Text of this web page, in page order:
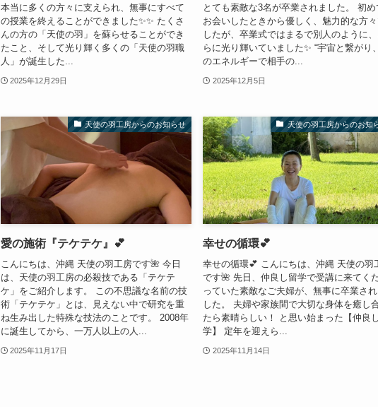
本当に多くの方々に支えられ、無事にすべて
の授業を終えることができました✨✨ たくさ
んの方の「天使の羽」を蘇らせることができ
たこと、そして光り輝く多くの「天使の羽職
人」が誕生した...
2025年12月29日
とても素敵な3名が卒業されました。 初め
お会いしたときから優しく、魅力的な方
したが、卒業式ではまるで別人のように、
らに光り輝いていました✨ “宇宙と繋がり
のエネルギーで相手の...
2025年12月5日
天使の羽工房からのお知らせ
愛の施術『テケテケ』💕
こんにちは、沖縄 天使の羽工房です🌺 今日
は、天使の羽工房の必殺技である「テケテ
ケ」をご紹介します。 この不思議な名前の技
術「テケテケ」とは、見えない中で研究を重
ね生み出した特殊な技法のことです。 2008年
に誕生してから、一万人以上の人...
2025年11月17日
天使の羽工房からのお知
幸せの循環💕
幸せの循環💕 こんにちは、沖縄 天使の羽
です🌺 先日、仲良し留学で受講に来てく
っていた素敵なご夫婦が、無事に卒業され
した。 夫婦や家族間で大切な身体を癒し
たら素晴らしい！ と思い始まった【仲良
学】 定年を迎えら...
2025年11月14日